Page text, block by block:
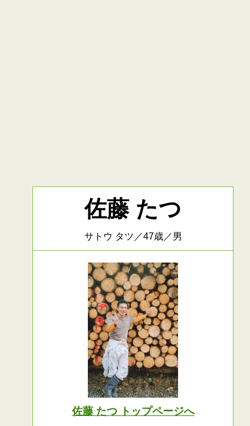
佐藤 たつ
サトウ タツ／47歳／男
佐藤 たつ トップページへ